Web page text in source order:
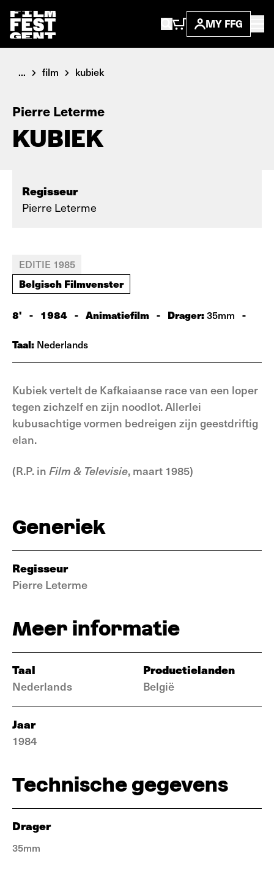
MY FFG
... film kubiek
Pierre Leterme
KUBIEK
Regisseur
Pierre Leterme
EDITIE 1985
Belgisch Filmvenster
8' - 1984 - Animatiefilm - Drager:35mm -
Taal: Nederlands
Kubiek vertelt de Kafkaiaanse race van een loper
tegen zichzelf en zijn noodlot. Allerlei
kubusachtige vormen bedreigen zijn geestdriftig
elan.
(R.P. in Film & Televisie, maart 1985)
Generiek
Regisseur
Pierre Leterme
Meer informatie
Taal
Nederlands
Productielanden
België
Jaar
1984
Technische gegevens
Drager
35mm